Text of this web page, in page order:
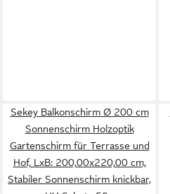
Sekey Balkonschirm Ø 200 cm
Sonnenschirm Holzoptik
Gartenschirm für Terrasse und
Hof, LxB: 200,00x220,00 cm,
Stabiler Sonnenschirm knickbar,